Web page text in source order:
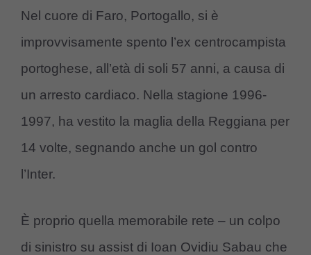
Nel cuore di Faro, Portogallo, si è
improvvisamente spento l’ex centrocampista
portoghese, all’età di soli 57 anni, a causa di
un arresto cardiaco. Nella stagione 1996-
1997, ha vestito la maglia della Reggiana per
14 volte, segnando anche un gol contro
l’Inter.
È proprio quella memorabile rete – un colpo
di sinistro su assist di Ioan Ovidiu Sabau che